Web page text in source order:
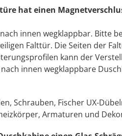
hat einen
innen wegklappbar. Bitte
Falttür. Die Seiten der
kann der
innen wegklappbare
Schrauben, Fischer UX-
Armaturen und